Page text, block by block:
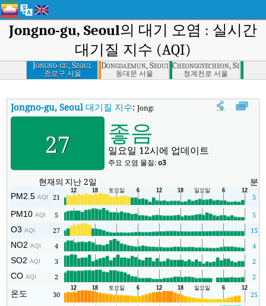
Jongno-gu, Seoul의 대기 오염 : 실시간
대기질 지수 (AQI)
Jongno-gu, Seoul
종로구 서울
Dongdaemun, Seoul
동대문 서울
Cheonggyecheon, Seoul
청계천로 서울
Jongno-gu, Seoul 대기질 지수:Jongno-gu, Seoul실시간 대기질 지수
27 좋음
일요일 12시에 업데이트
주요 오염 물질:o3
현재의 지난 2일 분
PM2.5AQI 21 5
PM10AQI 5 5
O3AQI 27 15
NO2AQI 4 4
SO2AQI 3 2
COAQI 2 2
온도 30 25